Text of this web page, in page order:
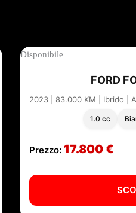
Disponibile
FORD
2023 | 83.000 KM | Ibrido |
1.0 cc
Prezzo: 17.800 €